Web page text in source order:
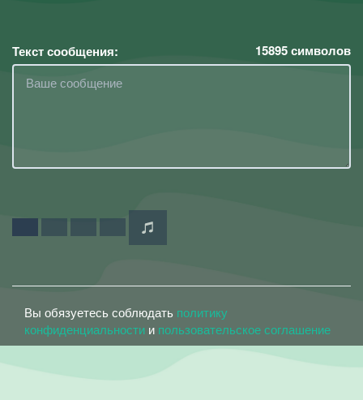
Текст сообщения: 15895символов
Вы обязуетесь соблюдать политику
конфиденциальности и пользовательское соглашение